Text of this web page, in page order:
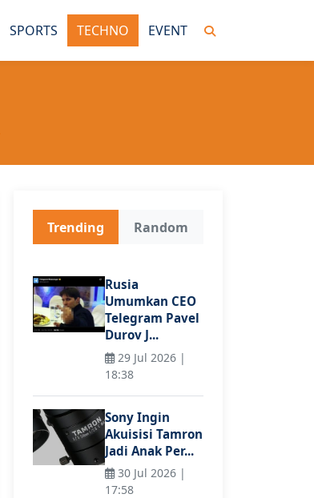
SPORTS TECHNO EVENT
Trending Random
Rusia
Umumkan CEO
Telegram Pavel
Durov J...
29 Jul 2026 |
18:38
Sony Ingin
Akuisisi Tamron
Jadi Anak Per...
30 Jul 2026 |
17:58